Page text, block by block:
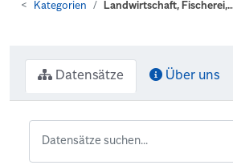
Kategorien Landwirtschaft,
Datensätze Über uns